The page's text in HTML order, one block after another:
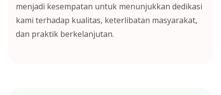
menjadi kesempatan untuk menunjukkan dedikasi
kami terhadap kualitas, keterlibatan masyarakat,
dan praktik berkelanjutan.